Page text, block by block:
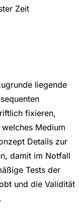
Zeit
liegende
fixieren,
Medium
Details zur
damit im Notfall
Tests der
und die Validität